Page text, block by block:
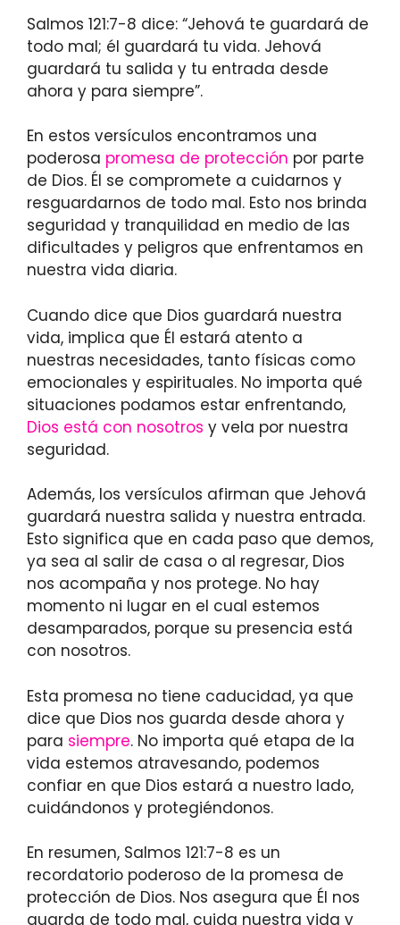
Salmos 121:7-8 dice: “Jehová te guardará de
todo mal; él guardará tu vida. Jehová
guardará tu salida y tu entrada desde
ahora y para siempre”.
En estos versículos encontramos una
poderosa promesa de protección por parte
de Dios. Él se compromete a cuidarnos y
resguardarnos de todo mal. Esto nos brinda
seguridad y tranquilidad en medio de las
dificultades y peligros que enfrentamos en
nuestra vida diaria.
Cuando dice que Dios guardará nuestra
vida, implica que Él estará atento a
nuestras necesidades, tanto físicas como
emocionales y espirituales. No importa qué
situaciones podamos estar enfrentando,
Dios está con nosotros y vela por nuestra
seguridad.
Además, los versículos afirman que Jehová
guardará nuestra salida y nuestra entrada.
Esto significa que en cada paso que demos,
ya sea al salir de casa o al regresar, Dios
nos acompaña y nos protege. No hay
momento ni lugar en el cual estemos
desamparados, porque su presencia está
con nosotros.
Esta promesa no tiene caducidad, ya que
dice que Dios nos guarda desde ahora y
para siempre. No importa qué etapa de la
vida estemos atravesando, podemos
confiar en que Dios estará a nuestro lado,
cuidándonos y protegiéndonos.
En resumen, Salmos 121:7-8 es un
recordatorio poderoso de la promesa de
protección de Dios. Nos asegura que Él nos
guarda de todo mal, cuida nuestra vida y